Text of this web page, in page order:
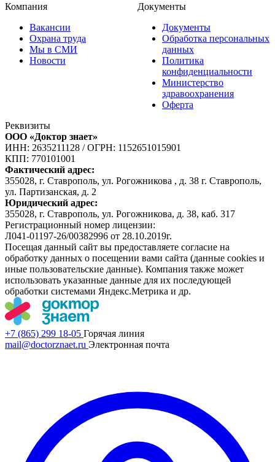
Компания
Вакансии
Охрана труда
Мы в СМИ
Новости
Документы
Документы
Обработка персональных
данных
Политика
конфиденциальности
Министерство
здравоохранения
Оферта
Реквизиты
ООО «Доктор знает»
ИНН: 2635211128 /ОГРН: 1152651015901
КПП: 770101001
Фактический адрес:
355028, г. Ставрополь, ул. Рогожникова , д. 38 г. Ставрополь,
ул. Партизанская, д. 2
Юридический адрес:
355028, г. Ставрополь, ул. Рогожникова, д. 38, каб. 317
Регистрационный номер лицензии:
Л041-01197-26/00382996 от 28.10.2019г.
Посещая данный сайт вы предоставляете согласие на
обработку данных о посещении вами сайта (данные cookies и
иные пользовательские данные). Компания также может
использовать указанные данные для их последующей
обработки системами Яндекс.Метрика и др.
+7 (865) 299 18-05 Горячая линия
mail@doctorznaet.ru Электронная почта